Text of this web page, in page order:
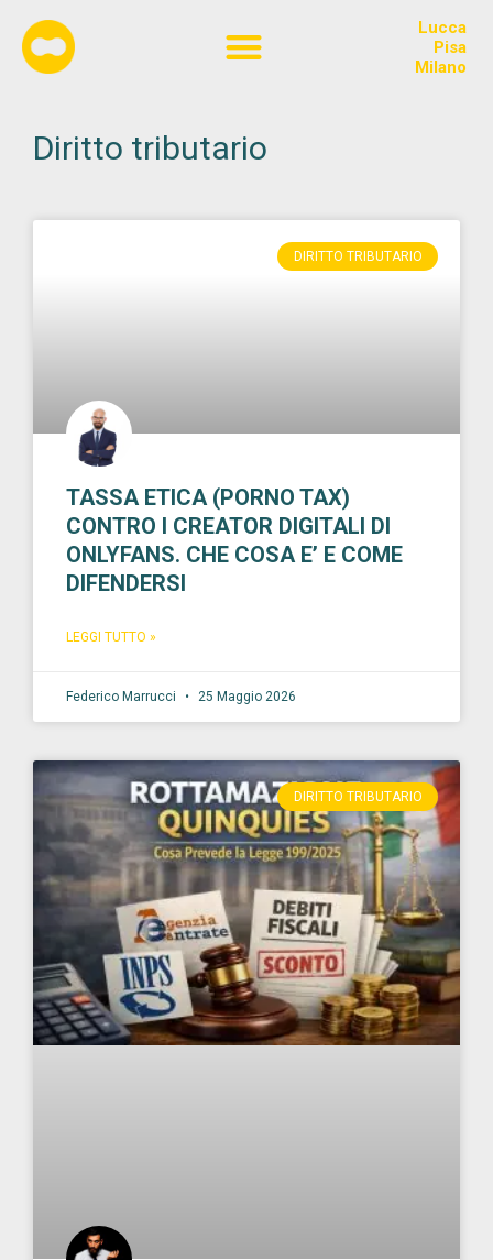
Lucca
Pisa
Milano
Diritto tributario
DIRITTO TRIBUTARIO
TASSA ETICA (PORNO TAX)
CONTRO I CREATOR DIGITALI DI
ONLYFANS. CHE COSA E’ E COME
DIFENDERSI
LEGGI TUTTO »
Federico Marrucci 25 Maggio 2026
DIRITTO TRIBUTARIO